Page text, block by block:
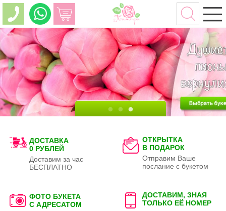
ДОСТАВКА
0 РУБЛЕЙ
Доставим за час
БЕСПЛАТНО
ОТКРЫТКА
В ПОДАРОК
Отправим Ваше
послание с букетом
ФОТО БУКЕТА
С АДРЕСАТОМ
ДОСТАВИМ, ЗНАЯ
ТОЛЬКО ЕЁ НОМЕР